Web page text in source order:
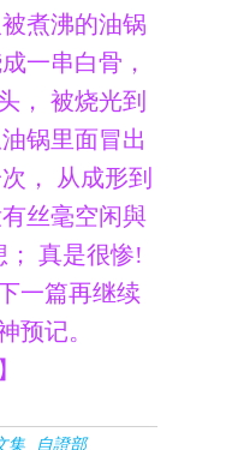
煮沸的油锅
一串白骨，
， 被烧光到
锅里面冒出
， 从成形到
丝毫空闲與
； 真是很惨!
一篇再继续
预记。
集 自證部